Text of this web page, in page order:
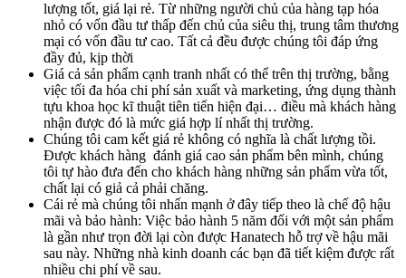
lượng tốt, giá lại rẻ. Từ những người chủ của hàng tạp hóa
nhỏ có vốn đầu tư thấp đến chủ của siêu thị, trung tâm thương
mại có vốn đầu tư cao. Tất cả đều được chúng tôi đáp ứng
đầy đủ, kịp thời
Giá cả sản phẩm cạnh tranh nhất có thể trên thị trường, bằng
việc tối đa hóa chi phí sản xuất và marketing, ứng dụng thành
tựu khoa học kĩ thuật tiên tiến hiện đại… điều mà khách hàng
nhận được đó là mức giá hợp lí nhất thị trường.
Chúng tôi cam kết giá rẻ không có nghĩa là chất lượng tồi.
Được khách hàng đánh giá cao sản phẩm bên mình, chúng
tôi tự hào đưa đến cho khách hàng những sản phẩm vừa tốt,
chất lại có giả cả phải chăng.
Cái rẻ mà chúng tôi nhấn mạnh ở đây tiếp theo là chế độ hậu
mãi và bảo hành: Việc bảo hành 5 năm đối với một sản phẩm
là gần như trọn đời lại còn được Hanatech hỗ trợ về hậu mãi
sau này. Những nhà kinh doanh các bạn đã tiết kiệm được rất
nhiều chi phí về sau.